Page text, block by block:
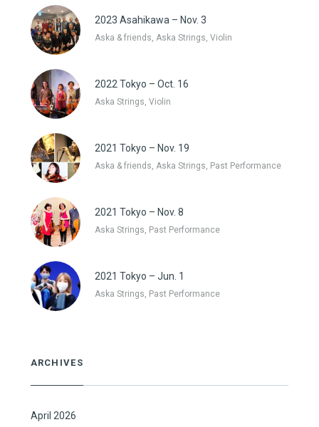
2023 Asahikawa – Nov. 3
Aska & friends, Aska Strings, Violin
2022 Tokyo – Oct. 16
Aska Strings, Violin
2021 Tokyo – Nov. 19
Aska & friends, Aska Strings, Past Performance
2021 Tokyo – Nov. 8
Aska Strings, Past Performance
2021 Tokyo – Jun. 1
Aska Strings, Past Performance
ARCHIVES
April 2026